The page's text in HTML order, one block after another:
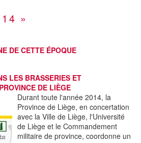
»
DE CETTE ÉPOQUE
LES BRASSERIES ET
DE LIÈGE
Durant toute l'année 2014, la
Province de Liège, en concertation
avec la Ville de Liège, l'Université
de Liège et le Commandement
militaire de province, coordonne un